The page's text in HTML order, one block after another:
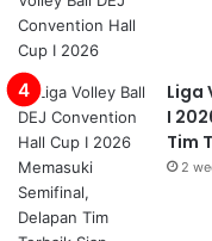
Liga
I
Tim
2